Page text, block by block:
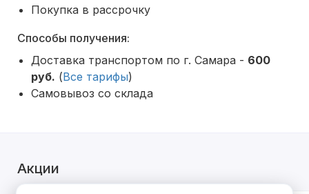
Покупка в рассрочку
Способы получения:
Доставка транспортом по г. Самара - 600
руб. (Все тарифы)
Самовывоз со склада
Акции